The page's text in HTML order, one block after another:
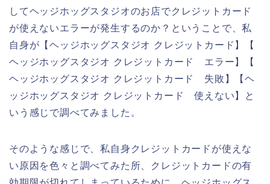
してヘッジホッグスタジオのお店でクレジットカード
が使えないエラーが発生するのか？ということで、私
自身が【ヘッジホッグスタジオ クレジットカード】【
ヘッジホッグスタジオ クレジットカード エラー】【
ヘッジホッグスタジオ クレジットカード 失敗】【ヘ
ッジホッグスタジオ クレジットカード 使えない】と
いう感じで調べてみました。
そのような感じで、私自身クレジットカードが使えな
い原因を色々と調べてみた所、クレジットカードの有